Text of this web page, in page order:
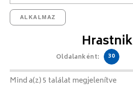
ALKALMAZ
Hrastnik
Oldalanként: 30
Mind a(z) 5 találat megjelenítve